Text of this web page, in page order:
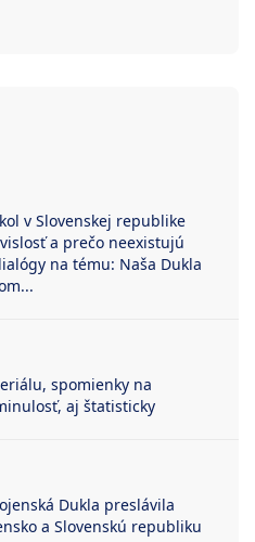
v Slovenskej republike
a prečo neexistujú
na tému: Naša Dukla
spomienky na
aj štatisticky
Dukla preslávila
a Slovenskú republiku